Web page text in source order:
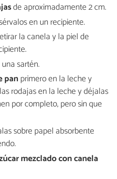
de aproximadamente 2 cm.
en un recipiente.
la canela y la piel de
sartén.
pan primero en la leche y
rodajas en la leche y déjalas
por completo, pero sin que
sobre papel absorbente
mezclado con canela